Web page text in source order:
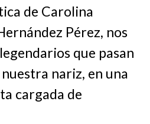
de Carolina
Pérez, nos
que pasan
nariz, en una
cargada de